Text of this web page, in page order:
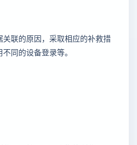
关联的原因，采取相应的补救措
同的设备登录等。